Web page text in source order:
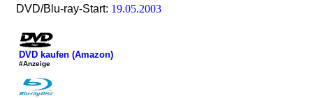
DVD/Blu-ray-Start: 19.05.2003
DVD kaufen (Amazon)
#Anzeige